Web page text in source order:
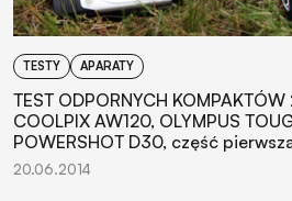
TESTY APARATY
TEST ODPORNYCH
COOLPIX AW120, OLYMPUS
POWERSHOT D30, część
20.06.2014